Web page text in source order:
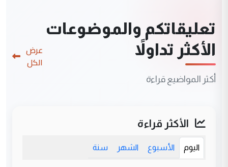
تعليقاتكم والموضوعات
الأكثر تداولاً
أكثر المواضيع قراءة
عرض
الكل
الأكثر قراءة
اليوم الأسبوع الشهر سنة